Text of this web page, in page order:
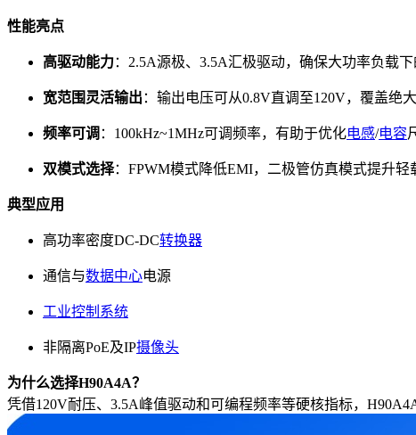
性能亮点
高驱动能力：2.5A源极、3.5A汇极驱动，确保大功率负载下
宽范围灵活输出 ：输出电压可从0.8V直调至120V，覆盖绝
频率可调 ：100kHz~1MHz可调频率，有助于优化电感/电容
双模式选择：FPWM模式降低EMI，二极管仿真模式提升轻
典型应用
高功率密度DC-DC转换器
通信与数据中心电源
工业控制系统
非隔离PoE及IP摄像头
为什么选择H90A4A？
凭借120V耐压、3.5A峰值驱动和可编程频率等硬核指标，